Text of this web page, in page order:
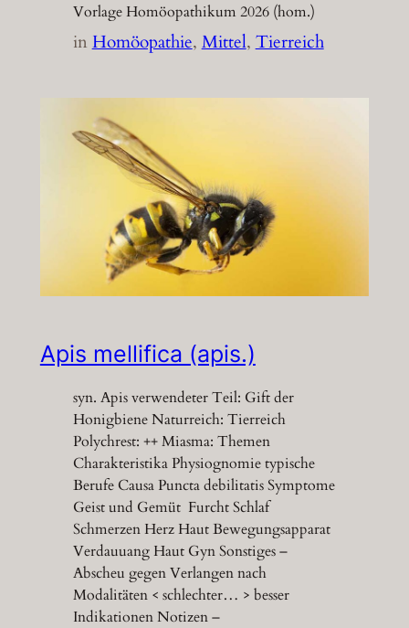
Vorlage Homöopathikum 2026 (hom.)
inHomöopathie, Mittel, Tierreich
Apis mellifica (apis.)
syn. Apis verwendeter Teil: Gift der
Honigbiene Naturreich: Tierreich
Polychrest: ++ Miasma: Themen
Charakteristika Physiognomie typische
Berufe Causa Puncta debilitatis Symptome
Geist und Gemüt Furcht Schlaf
Schmerzen Herz Haut Bewegungsapparat
Verdauuang Haut Gyn Sonstiges –
Abscheu gegen Verlangen nach
Modalitäten < schlechter… > besser
Indikationen Notizen –